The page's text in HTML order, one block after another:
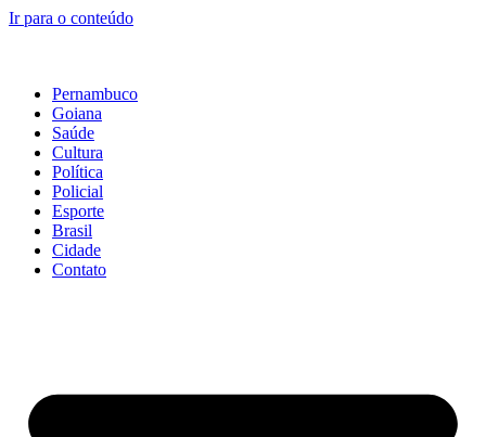
Ir para o conteúdo
Pernambuco
Goiana
Saúde
Cultura
Política
Policial
Esporte
Brasil
Cidade
Contato